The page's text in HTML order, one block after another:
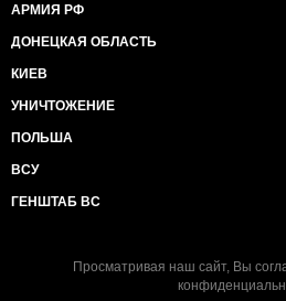
АРМИЯ РФ
ДОНЕЦКАЯ ОБЛАСТЬ
КИЕВ
УНИЧТОЖЕНИЕ
ПОЛЬША
ВСУ
ГЕНШТАБ ВС
Просматривая наш сайт, Вы